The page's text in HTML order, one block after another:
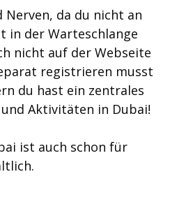
da du nicht an
in der Warteschlange
nicht auf der Webseite
registrieren musst
du hast ein zentrales
Aktivitäten in Dubai!
ist auch schon für